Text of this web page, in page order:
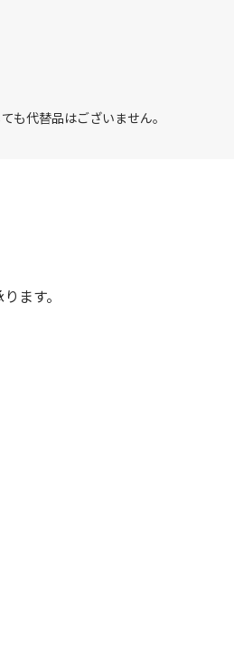
も代替品はございません。
ます。